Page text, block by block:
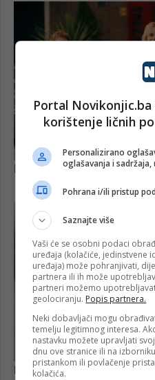
Portal
korištenje ličnih
Personalizirano
oglašavanja i
Pohrana i/ili pristup
Saznajte više
Vaši će se osobni podaci
uređaja (kolačiće, jedinstvene
uređaja) može pohranjivati,
partnera ili ih može
partneri možemo
geolociranju. Popis partnera.
Neki dobavljači mogu
temelju legitimnog interesa.
nastavku možete upravljati
dnu ove stranice ili na
pristankom ili povlačenje
kolačića.